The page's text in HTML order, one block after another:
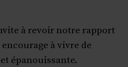
à revoir notre rapport
à vivre de
épanouissante.